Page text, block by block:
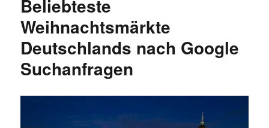
Beliebteste
Weihnachtsmärkte
Deutschlands nach Google
Suchanfragen